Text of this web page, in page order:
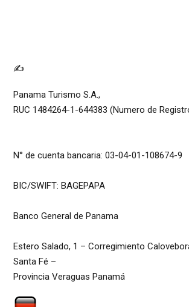
✍
Panama Turismo S.A.,
RUC 1484264-1-644383 (Numero de
N° de cuenta bancaria: 03-04-01-108674-9
BIC/SWIFT: BAGEPAPA
Banco General de Panama
Estero Salado, 1 – Corregimiento
Santa Fé –
Provincia Veraguas Panamá